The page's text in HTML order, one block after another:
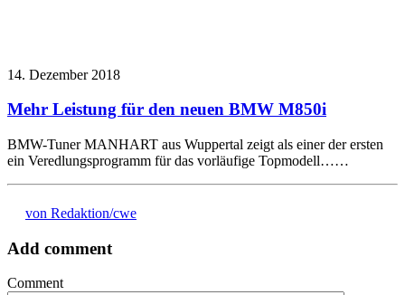
14. Dezember 2018
Mehr Leistung für den neuen BMW M850i
BMW-Tuner MANHART aus Wuppertal zeigt als einer der ersten
ein Veredlungsprogramm für das vorläufige Topmodell……
von Redaktion/cwe
Add comment
Comment